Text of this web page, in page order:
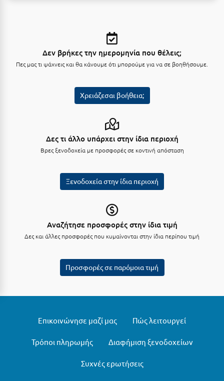
Σιθωνία
Σπέτσες
Σύμη
Σχοινούσα
Δεν βρήκες την ημερομηνία που θέλεις;
Πες μας τι ψάχνεις και θα κάνουμε ότι μπορούμε για να σε βοηθήσουμε.
Χρειάζεσαι βοήθεια;
Δες τι άλλο υπάρχει στην ίδια περιοχή
Βρες ξενοδοχεία με προσφορές σε κοντινή απόσταση
Ξενοδοχεία στην ίδια περιοχή
Αναζήτησε προσφορές στην ίδια τιμή
Δες και άλλες προσφορές που κυμαίνονται στην ίδια περίπου τιμή
Προσφορές σε παρόμοια τιμή
Επικοινώνησε μαζί μας Πώς λειτουργεί
Τρόποι πληρωμής Διαφήμιση ξενοδοχείων
Συχνές ερωτήσεις